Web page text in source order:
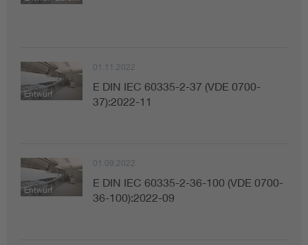
Entwurf
01.11.2022
E DIN IEC 60335-2-37 (VDE 0700-
37):2022-11
Entwurf
01.09.2022
E DIN IEC 60335-2-36-100 (VDE 0700-
36-100):2022-09